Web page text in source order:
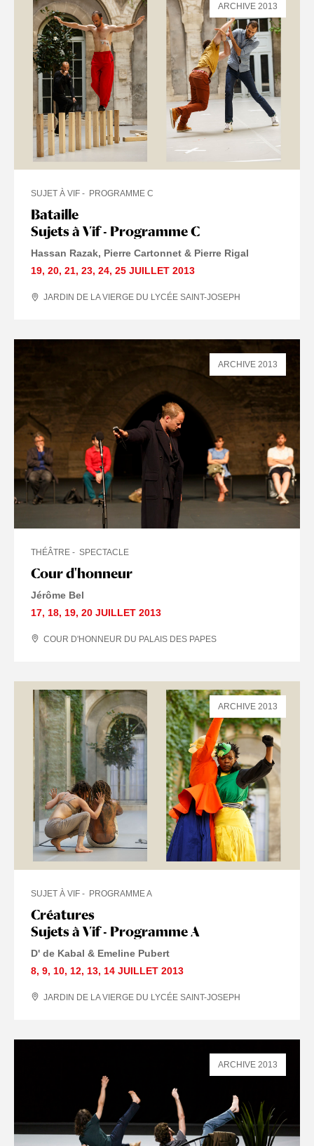
Bataille
Sujets à Vif - Programme C
SUJET À VIF PROGRAMME C
Hassan Razak, Pierre Cartonnet & Pierre Rigal
19, 20, 21, 23, 24, 25 JUILLET 2013
JARDIN DE LA VIERGE DU LYCÉE SAINT-JOSEPH
ARCHIVE 2013
Cour d'honneur
THÉÂTRE SPECTACLE
Jérôme Bel
17, 18, 19, 20 JUILLET 2013
COUR D'HONNEUR DU PALAIS DES PAPES
ARCHIVE 2013
Créatures
Sujets à Vif - Programme A
SUJET À VIF PROGRAMME A
D' de Kabal & Emeline Pubert
8, 9, 10, 12, 13, 14 JUILLET 2013
JARDIN DE LA VIERGE DU LYCÉE SAINT-JOSEPH
ARCHIVE 2013
ARCHIVE 2013